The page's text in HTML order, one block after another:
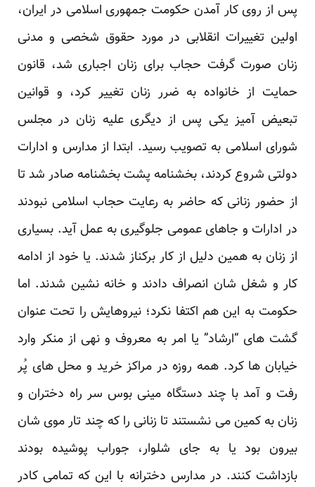
پس از روی کار آمدن حکومت جمهوری اسلامی در ایران،
اولین تغییرات انقلابی در مورد حقوق شخصی و مدنی
زنان صورت گرفت حجاب برای زنان اجباری شد، قانون
حمایت از خانواده به ضرر زنان تغییر کرد، و قوانین
تبعیض آمیز یکی پس از دیگری علیه زنان در مجلس
شورای اسلامی به تصویب رسید. ابتدا از مدارس و ادارات
دولتی شروع کردند، بخشنامه پشت بخشنامه صادر شد تا
از حضور زنانی که حاضر به رعایت حجاب اسلامی نبودند
در ادارات و جاهای عمومی جلوگیری به عمل آید. بسیاری
از زنان به همین دلیل از کار برکناز شدند. یا خود از ادامه
کار و شغل شان انصراف دادند و خانه نشین شدند. اما
حکومت به این هم اکتفا نکرد؛ نیروهایش را تحت عنوان
گشت های “ارشاد” یا امر به معروف و نهی از منکر وارد
خیابان ها کرد. همه روزه در مراکز خرید و محل های پُر
رفت و آمد با چند دستگاه مینی بوس سر راه دختران و
زنان به کمین می نشستند تا زنانی را که چند تار موی شان
بیرون بود یا به جای شلوار، جوراب پوشیده بودند
بازداشت کنند. در مدارس دخترانه با این که تمامی کادر